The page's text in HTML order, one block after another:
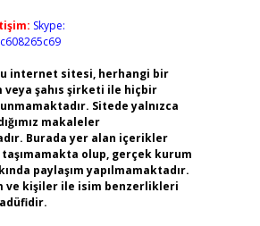
Skype:
internet sitesi, herhangi bir
veya şahıs şirketi ile hiçbir
Sitede yalnızca
makaleler
Burada yer alan içerikler
olup, gerçek kurum
paylaşım yapılmamaktadır.
ve kişiler ile isim benzerlikleri